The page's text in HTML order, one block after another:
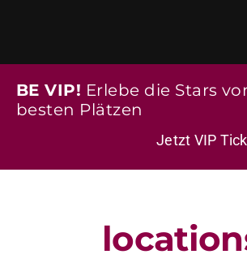
BE VIP! Erlebe die Stars
besten Plätzen
Jetzt VIP